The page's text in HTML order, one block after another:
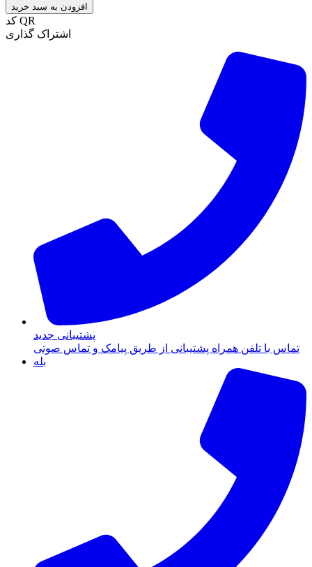
افزودن به سبد خرید
کد QR
اشتراک گذاری
پشتیبانی جدید
تماس با تلفن همراه پشتیبانی از طریق پیامک و تماس صوتی
بله